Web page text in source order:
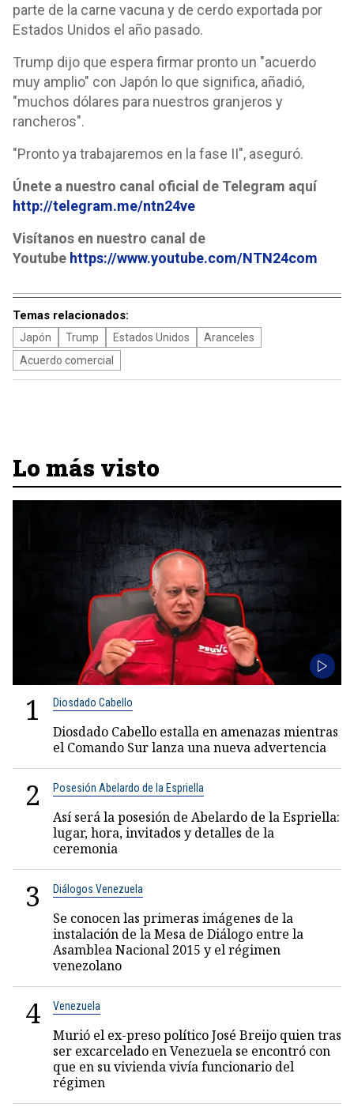
parte de la carne vacuna y de cerdo exportada por
Estados Unidos el año pasado.
Trump dijo que espera firmar pronto un "acuerdo
muy amplio" con Japón lo que significa, añadió,
"muchos dólares para nuestros granjeros y
rancheros".
"Pronto ya trabajaremos en la fase II", aseguró.
Únete a nuestro canal oficial de Telegram aquí
http://telegram.me/ntn24ve
Visítanos en nuestro canal de
Youtube https://www.youtube.com/NTN24com
Temas relacionados:
Japón Trump Estados Unidos
Aranceles
Acuerdo comercial
Lo más visto
1 Diosdado Cabello
Diosdado Cabello estalla en amenazas mientras
el Comando Sur lanza una nueva advertencia
2 Posesión Abelardo de la Espriella
Así será la posesión de Abelardo de la Espriella:
lugar, hora, invitados y detalles de la
ceremonia
3 Diálogos Venezuela
Se conocen las primeras imágenes de la
instalación de la Mesa de Diálogo entre la
Asamblea Nacional 2015 y el régimen
venezolano
4 Venezuela
Murió el ex-preso político José Breijo quien tras
ser excarcelado en Venezuela se encontró con
que en su vivienda vivía funcionario del
régimen